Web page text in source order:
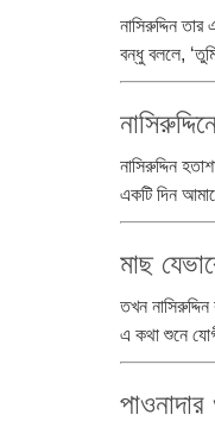
নাসিরুদ্দিন
বন্ধু বললে,
নাসিরুদ্দিন
একটি দিন
মাছ
তখন
এ কথা শুনে